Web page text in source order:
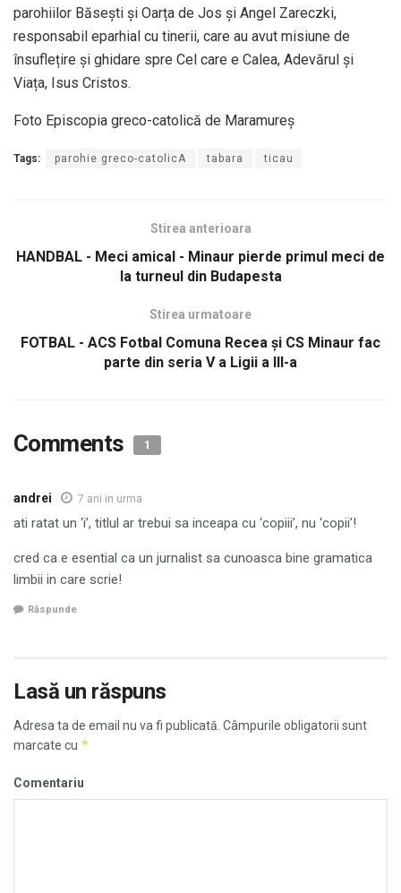
parohiilor Băsești și Oarța de Jos și Angel Zareczki,
responsabil eparhial cu tinerii, care au avut misiune de
însuflețire și ghidare spre Cel care e Calea, Adevărul și
Viața, Isus Cristos.
Foto Episcopia greco-catolică de Maramureş
Tags: parohie greco-catolicA tabara ticau
Stirea anterioara
HANDBAL - Meci amical - Minaur pierde primul meci de
la turneul din Budapesta
Stirea urmatoare
FOTBAL - ACS Fotbal Comuna Recea și CS Minaur fac
parte din seria V a Ligii a III-a
Comments 1
andrei 7 ani in urma
ati ratat un ‘i’, titlul ar trebui sa inceapa cu ‘copiii’, nu ‘copii’!
cred ca e esential ca un jurnalist sa cunoasca bine gramatica
limbii in care scrie!
Răspunde
Lasă un răspuns
Adresa ta de email nu va fi publicată. Câmpurile obligatorii sunt
marcate cu *
Comentariu